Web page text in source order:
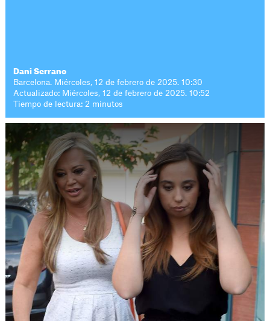
Dani Serrano
Barcelona. Miércoles, 12 de febrero de 2025. 10:30
Actualizado: Miércoles, 12 de febrero de 2025. 10:52
Tiempo de lectura: 2 minutos